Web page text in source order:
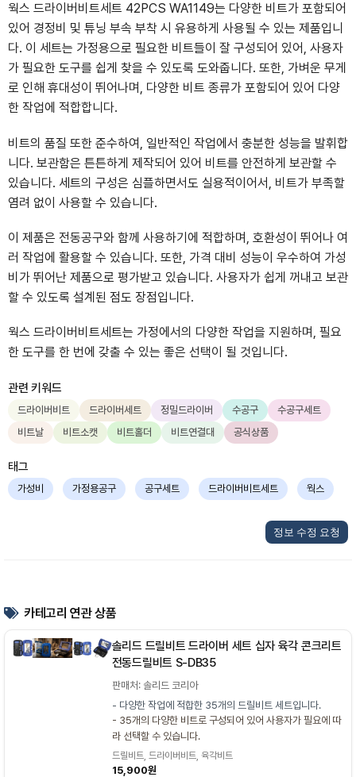
웍스 드라이버비트세트 42PCS WA1149는 다양한 비트가 포함되어
있어 경정비 및 튜닝 부속 부착 시 유용하게 사용될 수 있는 제품입니
다. 이 세트는 가정용으로 필요한 비트들이 잘 구성되어 있어, 사용자
가 필요한 도구를 쉽게 찾을 수 있도록 도와줍니다. 또한, 가벼운 무게
로 인해 휴대성이 뛰어나며, 다양한 비트 종류가 포함되어 있어 다양
한 작업에 적합합니다.
비트의 품질 또한 준수하여, 일반적인 작업에서 충분한 성능을 발휘합
니다. 보관함은 튼튼하게 제작되어 있어 비트를 안전하게 보관할 수
있습니다. 세트의 구성은 심플하면서도 실용적이어서, 비트가 부족할
염려 없이 사용할 수 있습니다.
이 제품은 전동공구와 함께 사용하기에 적합하며, 호환성이 뛰어나 여
러 작업에 활용할 수 있습니다. 또한, 가격 대비 성능이 우수하여 가성
비가 뛰어난 제품으로 평가받고 있습니다. 사용자가 쉽게 꺼내고 보관
할 수 있도록 설계된 점도 장점입니다.
웍스 드라이버비트세트는 가정에서의 다양한 작업을 지원하며, 필요
한 도구를 한 번에 갖출 수 있는 좋은 선택이 될 것입니다.
관련 키워드
드라이버비트 드라이버세트 정밀드라이버 수공구
수공구세트
비트날
비트소캣 비트홀더 비트연결대 공식상품
태그
가성비 가정용공구 공구세트 드라이버비트세트 웍스
정보 수정 요청
카테고리 연관 상품
솔리드 드릴비트 드라이버 세트 십자 육각 콘크리트
전동드릴비트 S-DB35
판매처: 솔리드 코리아
- 다양한 작업에 적합한 35개의 드릴비트 세트입니다.
- 35개의 다양한 비트로 구성되어 있어 사용자가 필요에 따
라 선택할 수 있습니다.
드릴비트, 드라이버비트, 육각비트
15,900원